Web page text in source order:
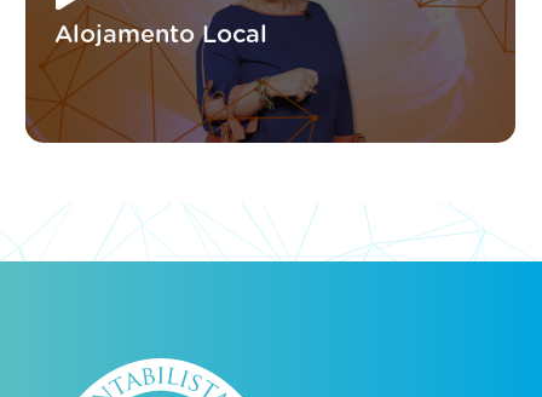
Alojamento Local